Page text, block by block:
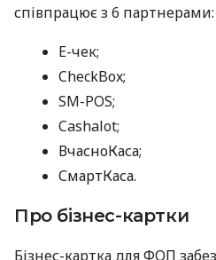
співпрацює з 6 партнерами:
E-чек;
CheckBox;
SM-POS;
Cashalot;
ВчасноКаса;
СмартКаса.
Про бізнес-картки
Бізнес-картка для ФОП